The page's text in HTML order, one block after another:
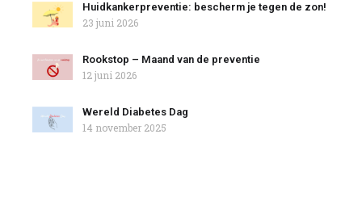
Huidkankerpreventie: bescherm je tegen de zon!
23 juni 2026
Rookstop – Maand van de preventie
12 juni 2026
Wereld Diabetes Dag
14 november 2025